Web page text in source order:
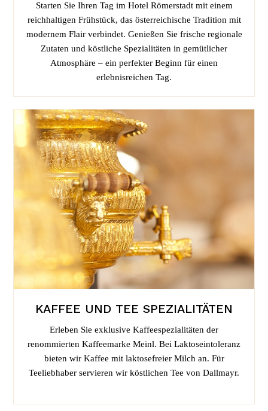
Starten Sie Ihren Tag im Hotel Römerstadt mit einem
reichhaltigen Frühstück, das österreichische Tradition mit
modernem Flair verbindet. Genießen Sie frische regionale
Zutaten und köstliche Spezialitäten in gemütlicher
Atmosphäre – ein perfekter Beginn für einen
erlebnisreichen Tag.
KAFFEE UND TEE SPEZIALITÄTEN
Erleben Sie exklusive Kaffeespezialitäten der
renommierten Kaffeemarke Meinl. Bei Laktoseintoleranz
bieten wir Kaffee mit laktosefreier Milch an. Für
Teeliebhaber servieren wir köstlichen Tee von Dallmayr.